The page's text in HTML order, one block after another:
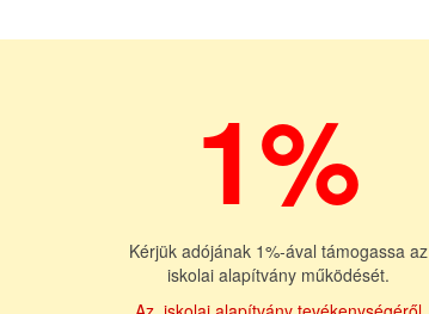
1%
Kérjük adójának 1%-ával támogassa az
iskolai alapítvány működését.